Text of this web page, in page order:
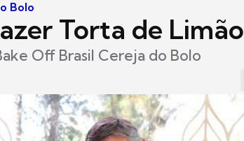
Bolo
Torta de Limão
Off Brasil Cereja do Bolo